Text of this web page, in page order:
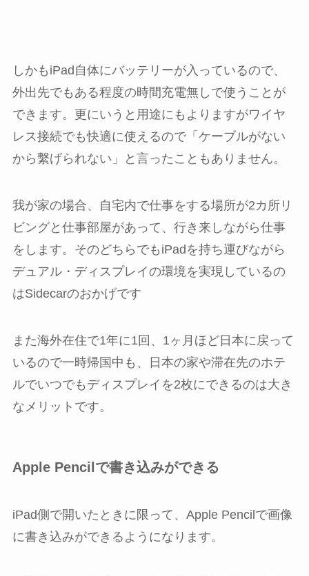
しかもiPad自体にバッテリーが入っているので、
外出先でもある程度の時間充電無しで使うことが
できます。更にいうと用途にもよりますがワイヤ
レス接続でも快適に使えるので「ケーブルがない
から繫げられない」と言ったこともありません。
我が家の場合、自宅内で仕事をする場所が2カ所リ
ビングと仕事部屋があって、行き来しながら仕事
をします。そのどちらでもiPadを持ち運びながら
デュアル・ディスプレイの環境を実現しているの
はSidecarのおかげです
また海外在住で1年に1回、1ヶ月ほど日本に戻って
いるので一時帰国中も、日本の家や滞在先のホテ
ルでいつでもディスプレイを2枚にできるのは大き
なメリットです。
Apple Pencilで書き込みができる
iPad側で開いたときに限って、Apple Pencilで画像
に書き込みができるようになります。